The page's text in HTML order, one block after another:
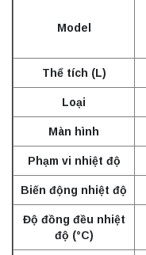
Model
Thể tích (L)
Loại
Màn hình
Phạm vi nhiệt độ
Biến động nhiệt độ
Độ đồng đều nhiệt
độ (°C)